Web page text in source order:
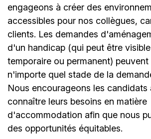
engageons à créer des
accessibles pour nos collègues,
clients. Les demandes
d'un handicap (qui peut être
temporaire ou permanent)
n'importe quel stade de la
Nous encourageons les candidats
connaître leurs besoins en matière
d'accommodation afin que nous
des opportunités équitables.